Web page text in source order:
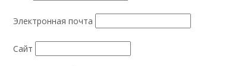
Электронная почта
Сайт